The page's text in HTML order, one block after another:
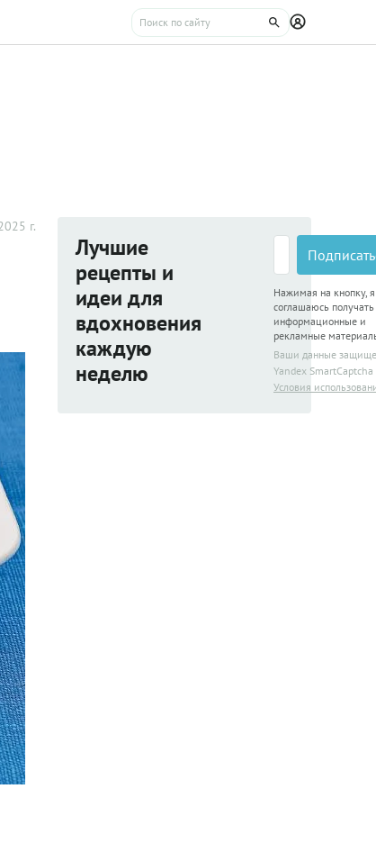
г.
Лучшие
рецепты и
идеи для
вдохновения
каждую
неделю
Нажимая на кнопку, я
соглашаюсь получать
информационные и
рекламные
Ваши данные
Yandex SmartCaptcha
Условия